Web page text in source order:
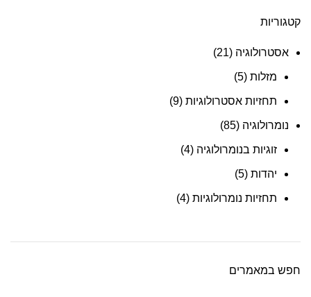
קטגוריות
אסטרולוגיה (21)
מזלות (5)
תחזיות אסטרולוגיות (9)
נומרולוגיה (85)
זוגיות בנומרולוגיה (4)
יהדות (5)
תחזיות נומרולוגיות (4)
חפש במאמרים